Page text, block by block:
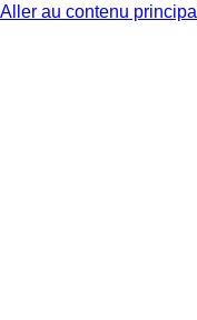
Aller au contenu principal